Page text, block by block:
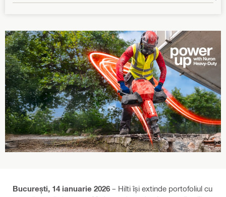
București, 14 ianuarie 2026 – Hilti își extinde portofoliul cu